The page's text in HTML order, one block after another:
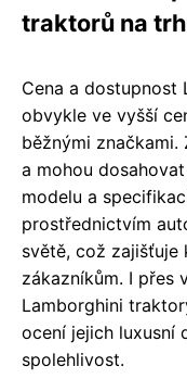
traktorů na
Cena a dostupnost
obvykle ve vyšší
běžnými značkami.
a mohou
modelu a
prostřednictvím
světě, což zajišťuje
zákazníkům. I přes
Lamborghini
ocení jejich luxusní
spolehlivost.